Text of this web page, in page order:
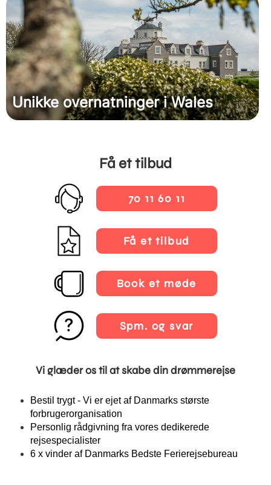
Unikke overnatninger i Wales
Få et tilbud
70 11 60 11
Få et tilbud
Book et møde
Spm. og svar
Vi glæder os til at skabe din drømmerejse
Bestil trygt - Vi er ejet af Danmarks største
forbrugerorganisation
Personlig rådgivning fra vores dedikerede
rejsespecialister
6 x vinder af Danmarks Bedste Ferierejsebureau